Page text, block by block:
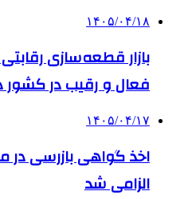
۱۴۰۵/۰۴/۱۸
فعال و رقیب در کشور
۱۴۰۵/۰۴/۱۷
اخذ گواهی بازرسی در
الزامی شد